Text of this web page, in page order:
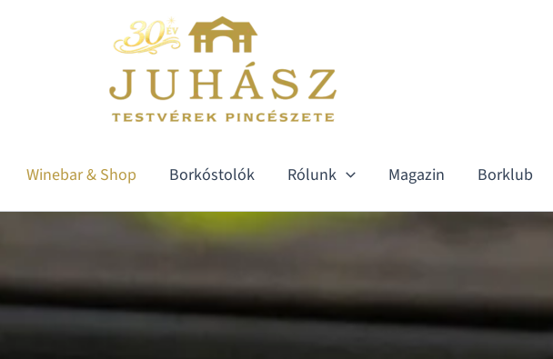
Winebar & Shop Borkóstolók Rólunk Magazin Borklub